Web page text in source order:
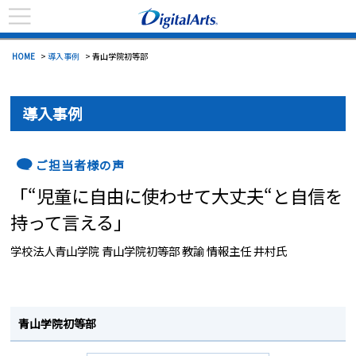
HOME > 導入事例 > 青山学院初等部
導入事例
ご担当者様の声
「“児童に自由に使わせて大丈夫“と自信を
持って言える」
学校法人青山学院 青山学院初等部 教諭 情報主任 井村氏
青山学院初等部